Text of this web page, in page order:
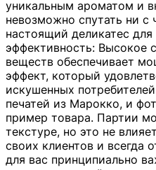
уникальным ароматом и
невозможно спутать ни с
настоящий деликатес
эффективность: Высокое
веществ обеспечивает
эффект, который
искушенных
печатей из Марокко, и
пример товара. Партии
текстуре, но это не
своих клиентов и всегда
для вас принципиально